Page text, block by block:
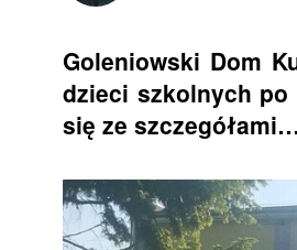
Goleniowski Dom
dzieci szkolnych po
się ze szczegółami…